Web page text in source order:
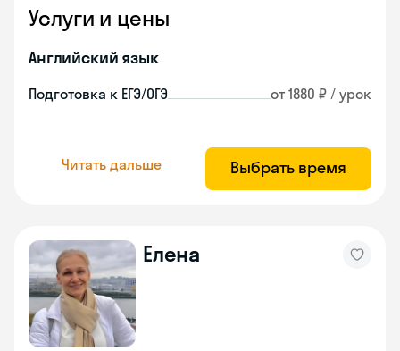
Услуги и цены
Английский язык
Подготовка к ЕГЭ/ОГЭ от 1880 ₽ / урок
Читать дальше Выбрать время
Елена